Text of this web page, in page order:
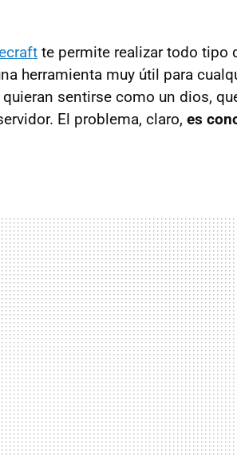
te permite realizar todo tipo
herramienta muy útil para
sentirse como un dios,
El problema, claro, es